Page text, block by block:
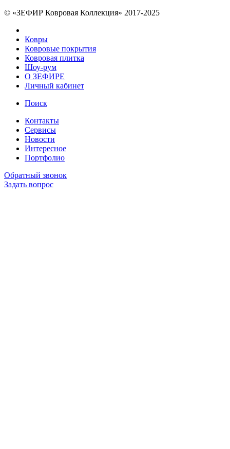
© «ЗЕФИР Ковровая Коллекция» 2017-2025
Ковры
Ковровые покрытия
Ковровая плитка
Шоу-рум
О ЗЕФИРЕ
Личный кабинет
Поиск
Контакты
Сервисы
Новости
Интересное
Портфолио
Обратный звонок
Задать вопрос